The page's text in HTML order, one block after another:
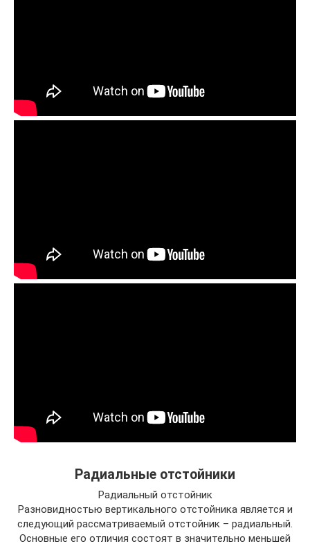
Радиальные отстойники
Радиальный отстойник
Разновидностью вертикального отстойника является и
следующий рассматриваемый отстойник – радиальный.
Основные его отличия состоят в значительно меньшей